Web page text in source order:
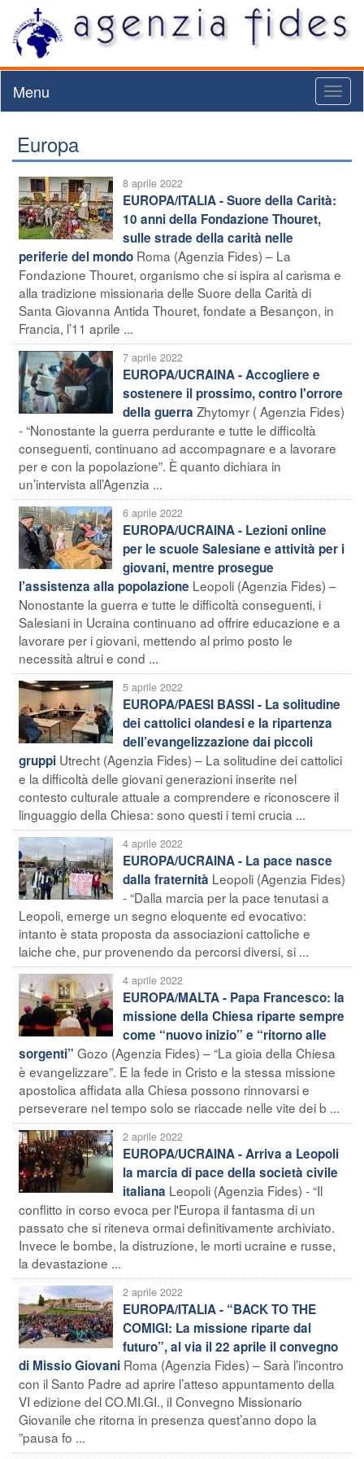
Menu
Europa
8 aprile 2022
EUROPA/ITALIA - Suore della Carità:
10 anni della Fondazione Thouret,
sulle strade della carità nelle
periferie del mondo Roma (Agenzia Fides) – La
Fondazione Thouret, organismo che si ispira al carisma e
alla tradizione missionaria delle Suore della Carità di
Santa Giovanna Antida Thouret, fondate a Besançon, in
Francia, l’11 aprile ...
7 aprile 2022
EUROPA/UCRAINA - Accogliere e
sostenere il prossimo, contro l'orrore
della guerra Zhytomyr ( Agenzia Fides)
- “Nonostante la guerra perdurante e tutte le difficoltà
conseguenti, continuano ad accompagnare e a lavorare
per e con la popolazione”. È quanto dichiara in
un’intervista all’Agenzia ...
6 aprile 2022
EUROPA/UCRAINA - Lezioni online
per le scuole Salesiane e attività per i
giovani, mentre prosegue
l’assistenza alla popolazione Leopoli (Agenzia Fides) –
Nonostante la guerra e tutte le difficoltà conseguenti, i
Salesiani in Ucraina continuano ad offrire educazione e a
lavorare per i giovani, mettendo al primo posto le
necessità altrui e cond ...
5 aprile 2022
EUROPA/PAESI BASSI - La solitudine
dei cattolici olandesi e la ripartenza
dell’evangelizzazione dai piccoli
gruppi Utrecht (Agenzia Fides) – La solitudine dei cattolici
e la difficoltà delle giovani generazioni inserite nel
contesto culturale attuale a comprendere e riconoscere il
linguaggio della Chiesa: sono questi i temi crucia ...
4 aprile 2022
EUROPA/UCRAINA - La pace nasce
dalla fraternità Leopoli (Agenzia Fides)
- “Dalla marcia per la pace tenutasi a
Leopoli, emerge un segno eloquente ed evocativo:
intanto è stata proposta da associazioni cattoliche e
laiche che, pur provenendo da percorsi diversi, si ...
4 aprile 2022
EUROPA/MALTA - Papa Francesco: la
missione della Chiesa riparte sempre
come “nuovo inizio” e “ritorno alle
sorgenti” Gozo (Agenzia Fides) – “La gioia della Chiesa
è evangelizzare”. E la fede in Cristo e la stessa missione
apostolica affidata alla Chiesa possono rinnovarsi e
perseverare nel tempo solo se riaccade nelle vite dei b ...
2 aprile 2022
EUROPA/UCRAINA - Arriva a Leopoli
la marcia di pace della società civile
italiana Leopoli (Agenzia Fides) - “Il
conflitto in corso evoca per l'Europa il fantasma di un
passato che si riteneva ormai definitivamente archiviato.
Invece le bombe, la distruzione, le morti ucraine e russe,
la devastazione ...
2 aprile 2022
EUROPA/ITALIA - “BACK TO THE
COMIGI: La missione riparte dal
futuro”, al via il 22 aprile il convegno
di Missio Giovani Roma (Agenzia Fides) – Sarà l’incontro
con il Santo Padre ad aprire l’atteso appuntamento della
VI edizione del CO.MI.GI., iI Convegno Missionario
Giovanile che ritorna in presenza quest’anno dopo la
”pausa fo ...